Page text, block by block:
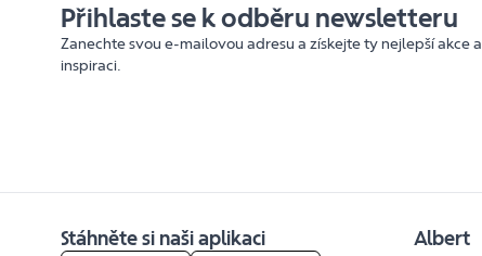
Přihlaste se k odběru newsletteru
Zanechte svou e-mailovou adresu a získejte ty nejlepší akce a
inspiraci.
Stáhněte si naši aplikaci Albert